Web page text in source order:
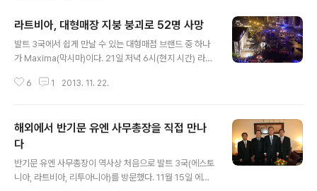
라트비아, 대형매장 지붕 붕괴로 52명 사망
발트 3국에서 쉽게 만날 수 있는 대형매점 브랜드 중 하나
가 Maxima(막시마)이다. 21일 저녁 6시(현지 시간) 라트
생했다. * 사진출처 http://online.wsj.com/ 매장 건물
더 있을 수 있다. 이 중에는 긴급구조대원 3명도 포함되어
있다. 구조하는 과장에서 지붕이 추가로 붕괴되었기 때문
이다. 막시마는 이 건물을 임대해서 사용하고 있다. 이 건물
은 캐나다에 본부를 두고 있는 홈버거(Homburg) 국제 그
룹에 속하는 리투아니아 계열 회사 홈버거 발다(Hombur
6 1 2013. 11. 22.
해외에서 반기문 유엔 사무총장을 직접 만나
다
반기문 유엔 사무총장이 역사상 처음으로 발트 3국(에스토
니아, 라트비아, 리투아니아)를 방문했다. 11월 15일 에스